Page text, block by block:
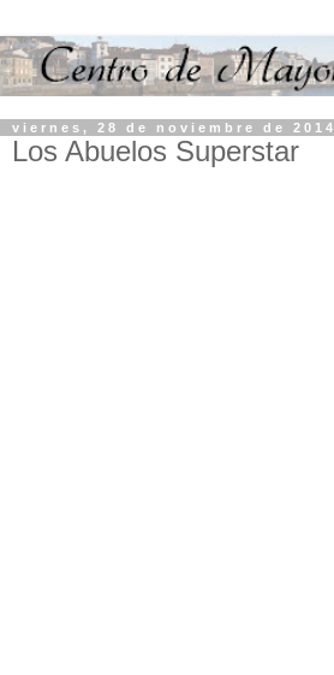
viernes, 28 de noviembre de 2014
Los Abuelos Superstar